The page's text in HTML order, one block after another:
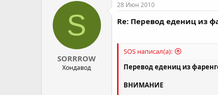
S
SORRROW
Хондавод
28 Июн 2010
Re: Перевод едениц из
SOS написал(а):
Перевод едениц из
ВНИМАНИЕ